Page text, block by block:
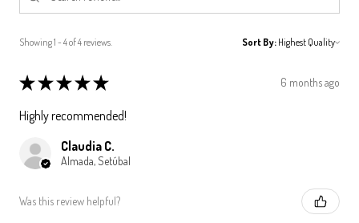
Showing 1 - 4 of 4 reviews. Sort By:
★★★★★ 6 months ago
Highly recommended!
Claudia C.
Almada, Setúbal
Was this review helpful?